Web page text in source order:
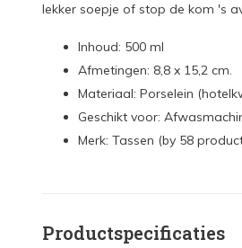
lekker soepje of stop de kom 's
Inhoud: 500 ml
Afmetingen: 8,8 x 15,2 cm.
Materiaal: Porselein
Geschikt voor:
Merk: Tassen (by 58
Productspecificaties